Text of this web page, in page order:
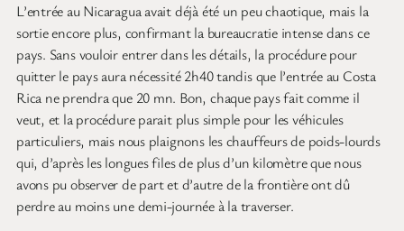
L’entrée au Nicaragua avait déjà été un peu chaotique, mais la
sortie encore plus, confirmant la bureaucratie intense dans ce
pays. Sans vouloir entrer dans les détails, la procédure pour
quitter le pays aura nécessité 2h40 tandis que l’entrée au Costa
Rica ne prendra que 20 mn. Bon, chaque pays fait comme il
veut, et la procédure parait plus simple pour les véhicules
particuliers, mais nous plaignons les chauffeurs de poids-lourds
qui, d’après les longues files de plus d’un kilomètre que nous
avons pu observer de part et d’autre de la frontière ont dû
perdre au moins une demi-journée à la traverser.